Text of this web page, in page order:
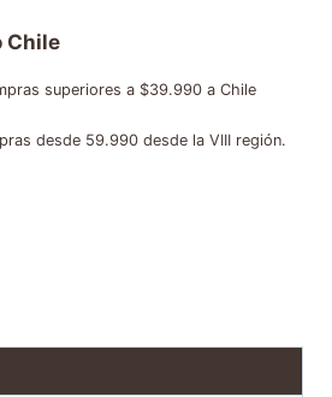
Chile
superiores a $39.990 a Chile
desde 59.990 desde la VIII región.